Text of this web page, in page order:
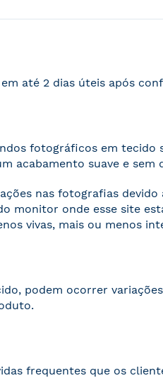
até 2 dias úteis após
fotográficos em
acabamento suave e sem
nas fotografias
monitor onde esse site
vivas, mais ou menos
podem ocorrer
frequentes que os